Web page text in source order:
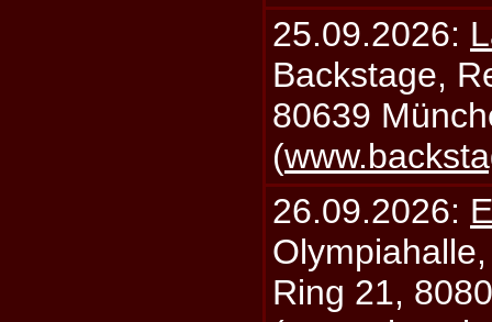
25.09.2026:
Backstage,
80639
(
26.09.2026:
Ring 21,